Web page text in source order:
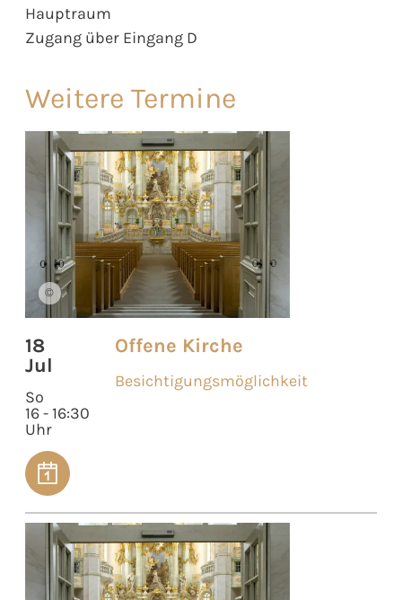
Hauptraum
Zugang über Eingang D
Weitere Termine
©
18
Jul
So
16 - 16:30
Uhr
Offene Kirche
Besichtigungsmöglichkeit